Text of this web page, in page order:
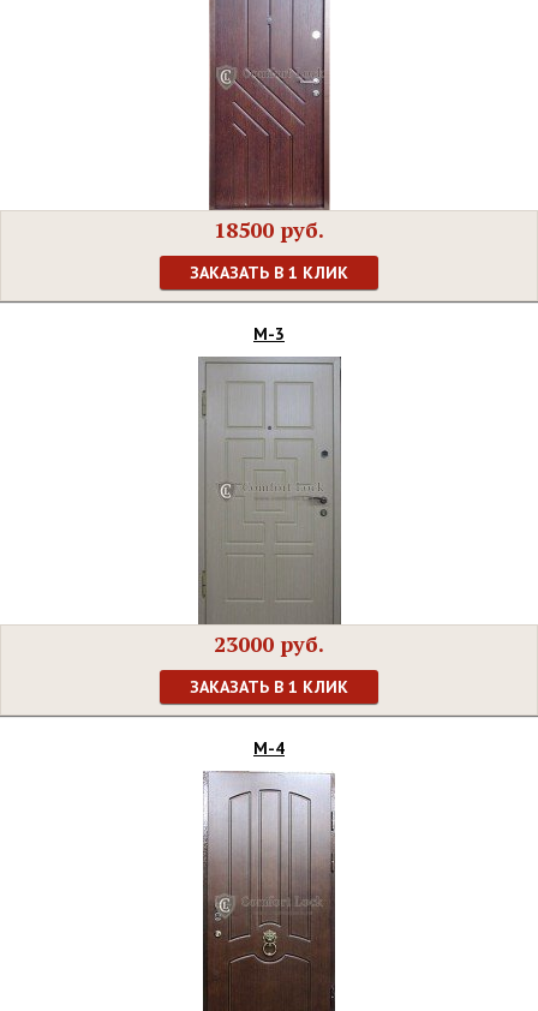
18500 руб.
ЗАКАЗАТЬ В 1 КЛИК
М-3
23000 руб.
ЗАКАЗАТЬ В 1 КЛИК
М-4